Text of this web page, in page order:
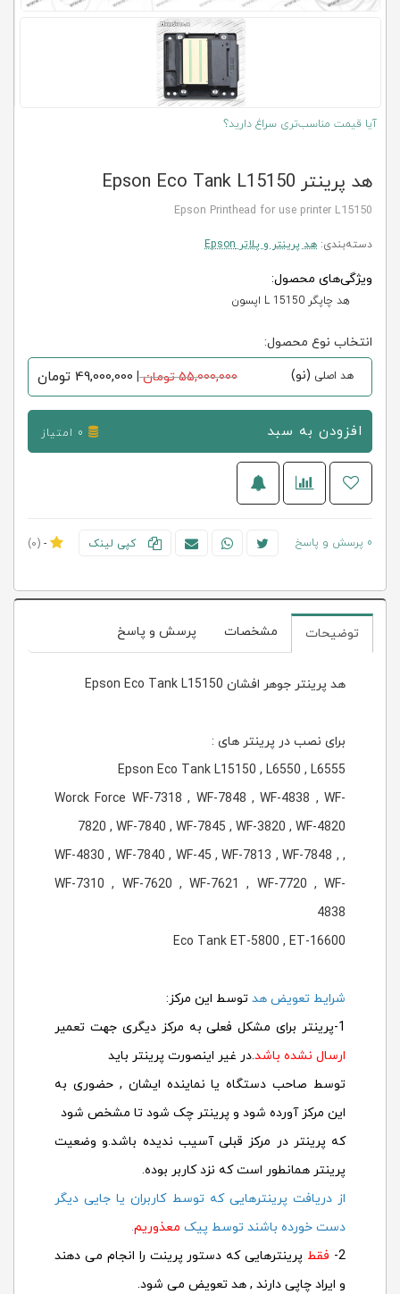
آیا قیمت مناسب‌تری سراغ دارید؟
هد پرینتر Epson Eco Tank L15150
Epson Printhead for use printer L15150
دسته‌بندی: هد پرینتر و پلاتر Epson
ویژگی‌های محصول:
هد چاپگر L 15150 اپسون
انتخاب نوع محصول:
هد اصلی (نو) 55,000,000 تومان |
49,000,000 تومان
افزودن به سبد
0 پرسش و پاسخ کپی لینک -
(0)
توضیحات مشخصات پرسش و پاسخ
هد پرینتر جوهر افشان Epson Eco Tank L15150
برای نصب در پرینتر های :
Epson Eco Tank L15150 , L6550 , L6555
Worck Force WF-7318 , WF-7848 , WF-4838 , WF-
7820 , WF-7840 , WF-7845 , WF-3820 , WF-4820
, WF-4830 , WF-7840 , WF-45 , WF-7813 , WF-7848 ,
WF-7310 , WF-7620 , WF-7621 , WF-7720 , WF-
4838
Eco Tank ET-5800 , ET-16600
شرایط تعویض هد توسط این مرکز:
1-پرینتر برای مشکل فعلی به مرکز دیگری جهت تعمیر
ارسال نشده باشد.در غیر اینصورت پرینتر باید
توسط صاحب دستگاه یا نماینده ایشان , حضوری به
این مرکز آورده شود و پرینتر چک شود تا مشخص شود
که پرینتر در مرکز قبلی آسیب ندیده باشد.و وضعیت
پرینتر همانطور است که نزد کاربر بوده.
از دریافت پرینترهایی که توسط کاربران یا جایی دیگر
دست خورده باشند توسط پیک معذوریم.
2- فقط پرینترهایی که دستور پرینت را انجام می دهند
و ایراد چاپی دارند , هد تعویض می شود.